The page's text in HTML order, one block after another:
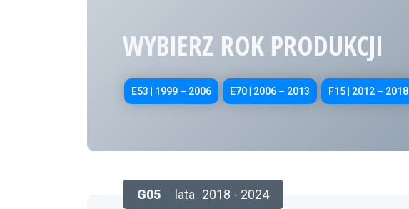
WYBIERZ ROK PRODUKCJI
E53 | 1999 – 2006 E70 | 2006 – 2013 F15 | 2012 – 2018
G05 lata 2018 - 2024